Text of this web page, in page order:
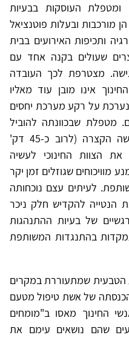
ומטפלת העוסקות בבעיות
מורכבות ובעלות פוטנציאל
ותכיפות האירועים בבית
שעולים בקנה אחד עם
מצטרפת לכך העובדה
אינו מובן עוד מאליו
על רקע מערכת יחסים
מטפלת שבכוונתה להוביל
בנייה של תוכנית טיפולית בפגישה הקצרה (לרוב כ-45 דק'
הצוות החינוכי לעשיה
מוויכוחים שגוזלים זמן יקר
לעיתים עצם נוכחותה
להקדיש חלק ניכר
של בעיות ההתנהגות
בהתנגדות המשותפת
הטבעית שמתעוררת במקרים
של אשת טיפול מטעם
החינוך מאסו ב"מומחים
שהם נושאים עימם את